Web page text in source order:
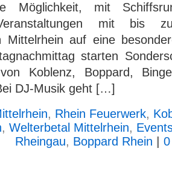
Möglichkeit, mit
Veranstaltungen mit bis
Mittelrhein auf eine
starten
Koblenz, Boppard,
DJ-Musik geht […]
, Rhein Feuerwerk,
, Welterbetal Mittelrhein,
Rheingau, Boppard Rhein